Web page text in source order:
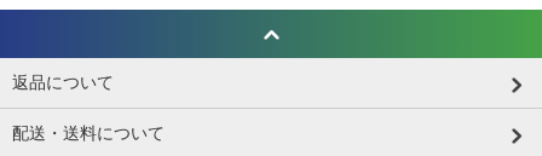
返品について
配送・送料について